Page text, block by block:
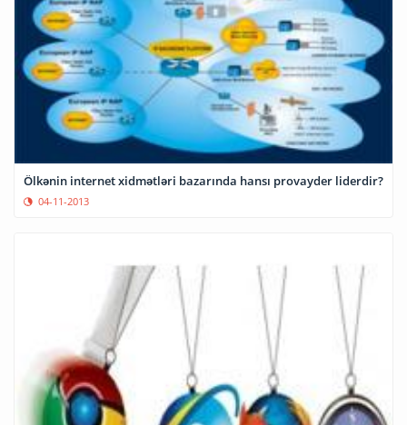
Ölkənin internet xidmətləri bazarında hansı provayder liderdir?
04-11-2013